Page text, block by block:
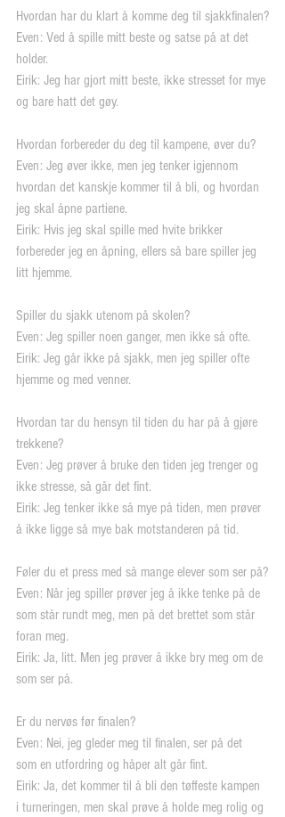
Hvordan har du klart å komme deg til sjakkfinalen?
Even: Ved å spille mitt beste og satse på at det
holder.
Eirik: Jeg har gjort mitt beste, ikke stresset for mye
og bare hatt det gøy.
Hvordan forbereder du deg til kampene, øver du?
Even: Jeg øver ikke, men jeg tenker igjennom
hvordan det kanskje kommer til å bli, og hvordan
jeg skal åpne partiene.
Eirik: Hvis jeg skal spille med hvite brikker
forbereder jeg en åpning, ellers så bare spiller jeg
litt hjemme.
Spiller du sjakk utenom på skolen?
Even: Jeg spiller noen ganger, men ikke så ofte.
Eirik: Jeg går ikke på sjakk, men jeg spiller ofte
hjemme og med venner.
Hvordan tar du hensyn til tiden du har på å gjøre
trekkene?
Even: Jeg prøver å bruke den tiden jeg trenger og
ikke stresse, så går det fint.
Eirik: Jeg tenker ikke så mye på tiden, men prøver
å ikke ligge så mye bak motstanderen på tid.
Føler du et press med så mange elever som ser på?
Even: Når jeg spiller prøver jeg å ikke tenke på de
som står rundt meg, men på det brettet som står
foran meg.
Eirik: Ja, litt. Men jeg prøver å ikke bry meg om de
som ser på.
Er du nervøs før finalen?
Even: Nei, jeg gleder meg til finalen, ser på det
som en utfordring og håper alt går fint.
Eirik: Ja, det kommer til å bli den tøffeste kampen
i turneringen, men skal prøve å holde meg rolig og